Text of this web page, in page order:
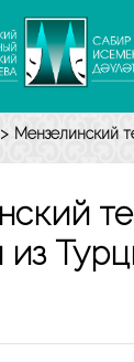
> Мензелинский
из